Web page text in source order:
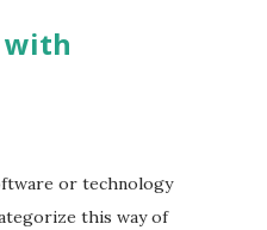
with
or technology
this way of